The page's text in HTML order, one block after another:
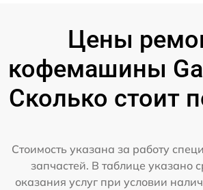
Цены
кофемашины
Сколько стоит
Стоимость указана за работу
запчастей. В таблице указано
оказания услуг при условии